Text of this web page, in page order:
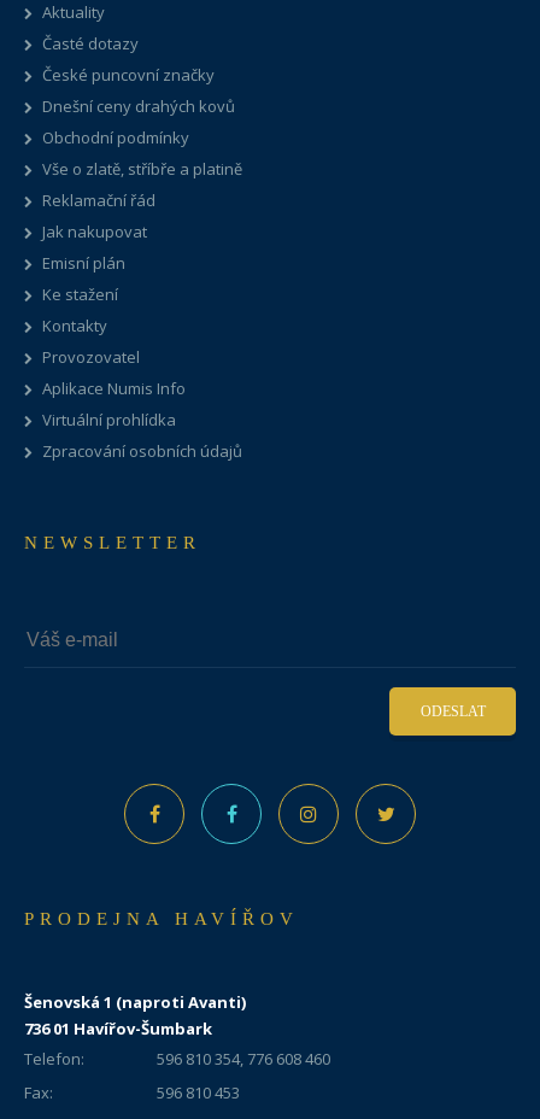
Aktuality
Časté dotazy
České puncovní značky
Dnešní ceny drahých kovů
Obchodní podmínky
Vše o zlatě, stříbře a platině
Reklamační řád
Jak nakupovat
Emisní plán
Ke stažení
Kontakty
Provozovatel
Aplikace Numis Info
Virtuální prohlídka
Zpracování osobních údajů
NEWSLETTER
ODESLAT
PRODEJNA HAVÍŘOV
Šenovská 1 (naproti Avanti)
736 01 Havířov-Šumbark
Telefon:
596 810 354, 776 608 460
Fax:
596 810 453